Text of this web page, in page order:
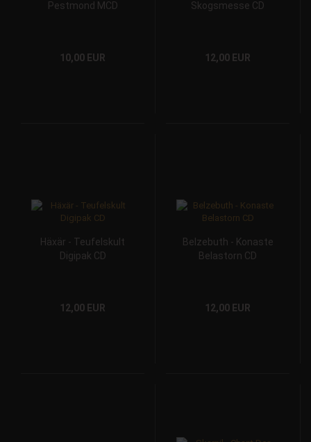
Pestmond MCD
10,00 EUR
Skogsmesse CD
12,00 EUR
Häxär - Teufelskult
Digipak CD
12,00 EUR
Belzebuth - Konaste
Belastorn CD
12,00 EUR